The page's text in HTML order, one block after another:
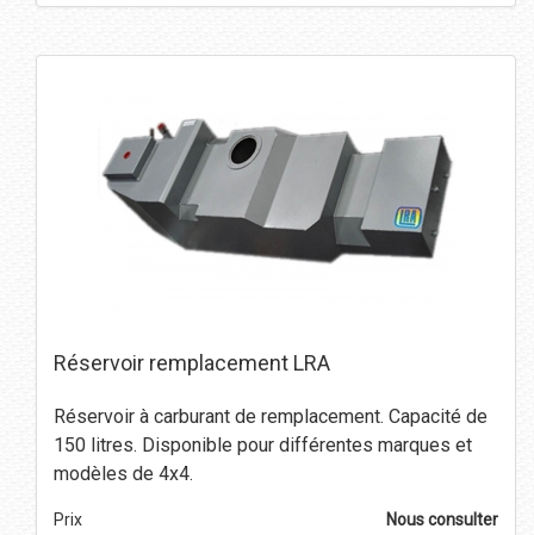
Réservoir remplacement LRA
Réservoir à carburant de remplacement. Capacité de
150 litres. Disponible pour différentes marques et
modèles de 4x4.
Prix Nous consulter